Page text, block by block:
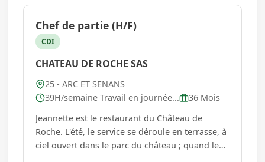
Chef de partie (H/F)
CDI
CHATEAU DE ROCHE SAS
25 - ARC ET SENANS
39H/semaine Travail en journée...
36 Mois
Jeannette est le restaurant du Château de
Roche. L'été, le service se déroule en terrasse, à
ciel ouvert dans le parc du château ; quand le